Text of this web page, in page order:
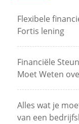
Flexibele
Fortis lening
Financiële
Moet Weten
Alles wat je
van een